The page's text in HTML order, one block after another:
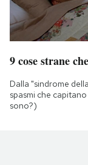
9 cose strane
Dalla "sindrome
spasmi che
sono?)